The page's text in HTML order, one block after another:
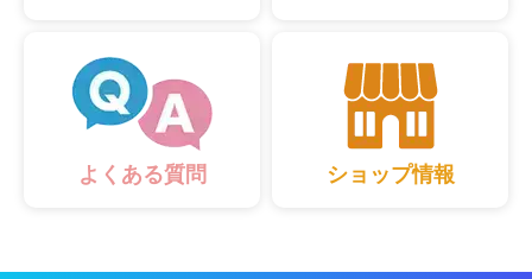
よくある質問 ショップ情報